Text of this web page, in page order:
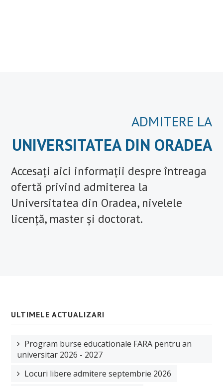
ADMITERE LA
UNIVERSITATEA DIN ORADEA
Accesați aici informații despre întreaga
ofertă privind admiterea la
Universitatea din Oradea, nivelele
licență, master și doctorat.
ULTIMELE ACTUALIZARI
Program burse educationale FARA pentru an
universitar 2026 - 2027
Locuri libere admitere septembrie 2026